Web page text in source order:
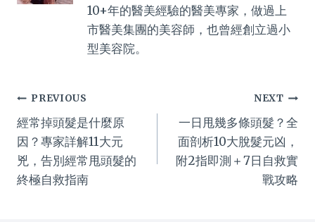
10+年的醫美經驗的醫美專家，做過上
市醫美集團的美容師，也曾經創立過小
型美容院。
Post
navigation
PREVIOUS
經常掉頭髮是什麼原
因？專家詳解11大元
兇，告別經常甩頭髮的
終極自救指南
NEXT
一日甩幾多條頭髮？全
面剖析10大脫髮元凶，
附2指即測＋7日自救實
戰攻略